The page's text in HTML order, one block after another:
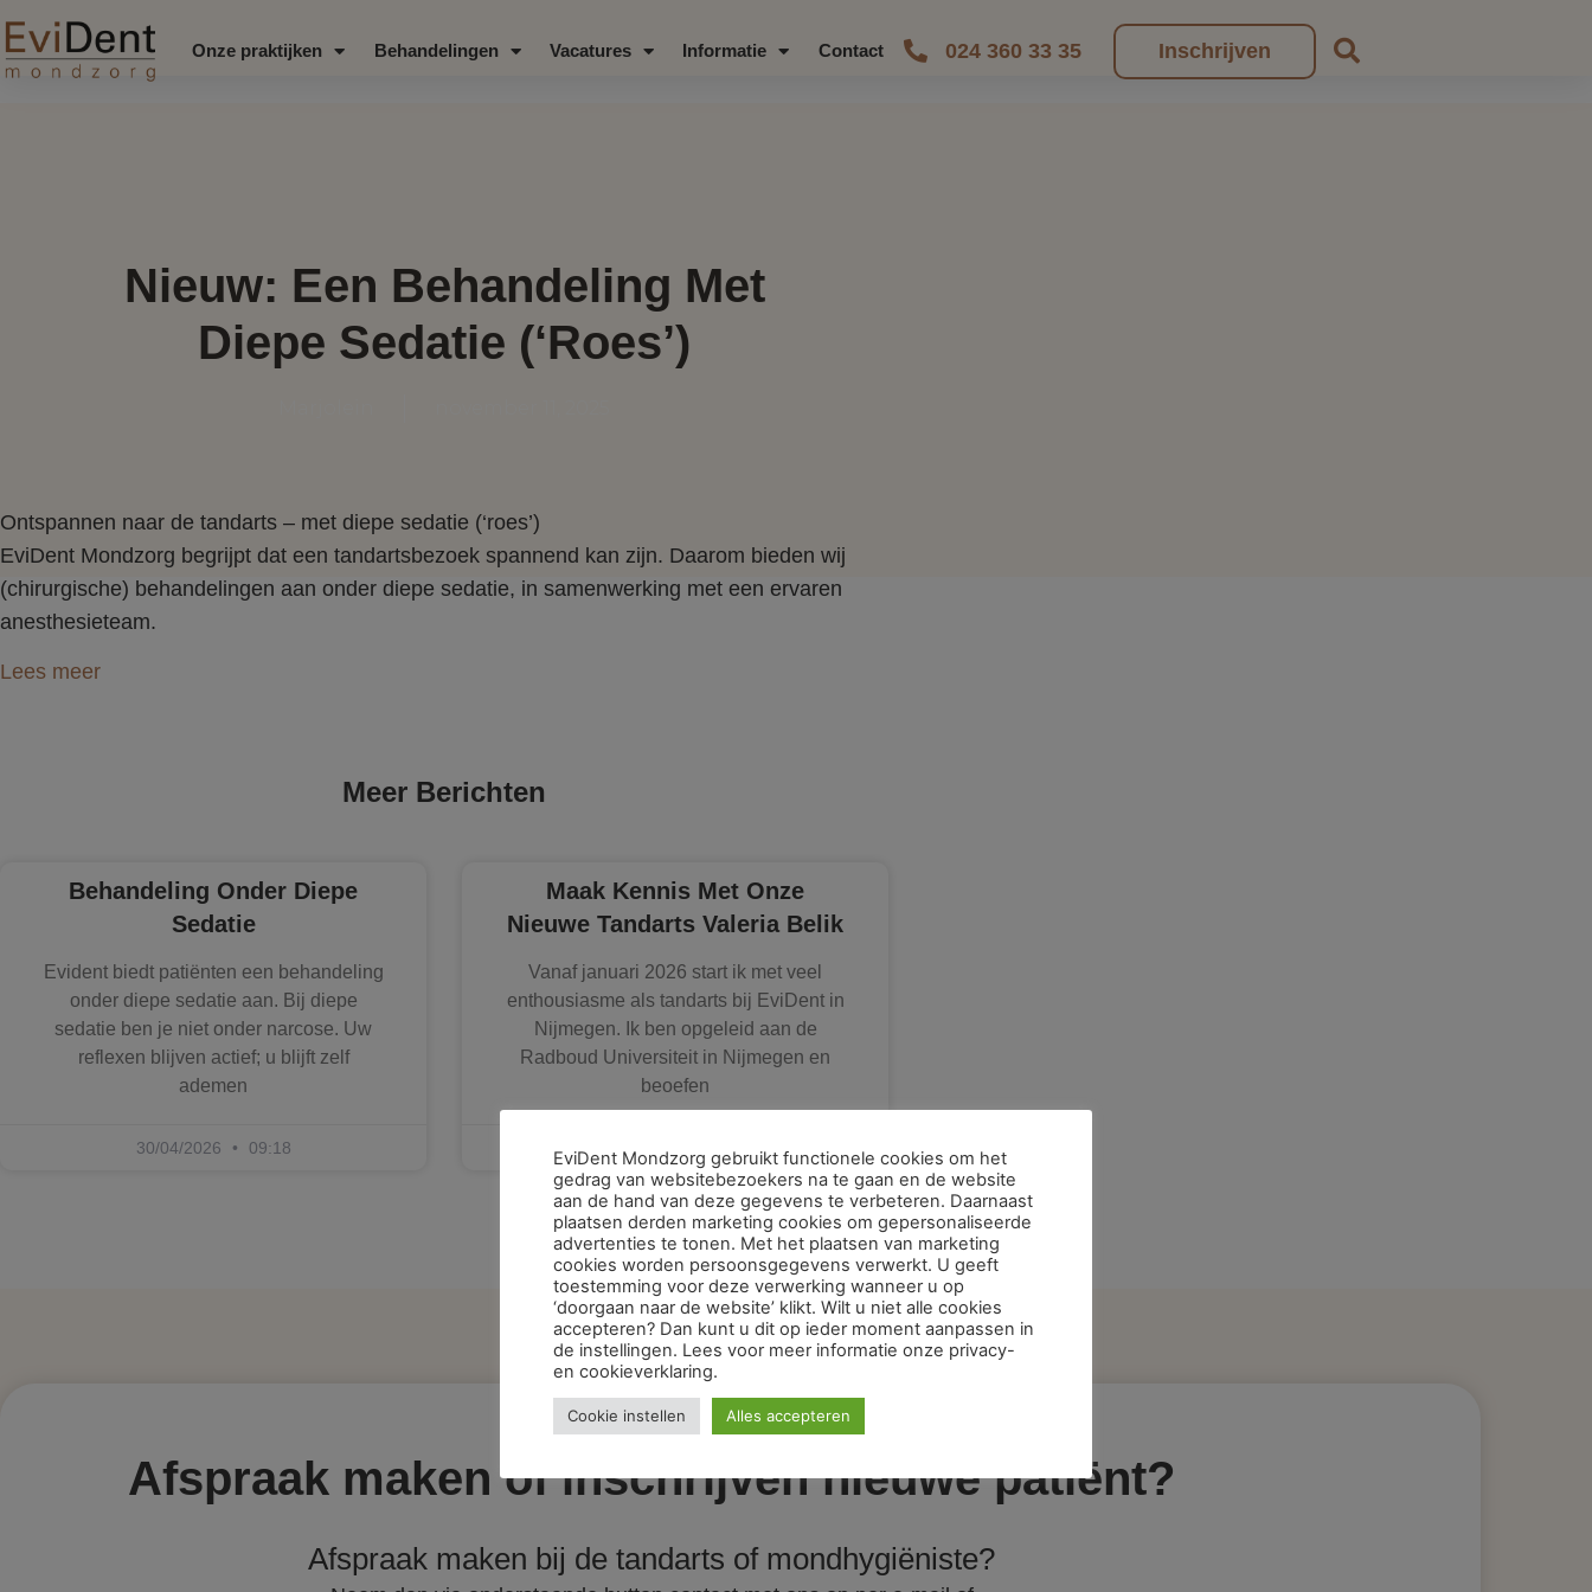
Onze praktijken Behandelingen Vacatures Informatie Contact 024 360 33 35 Inschrijven
Nieuw: Een Behandeling Met
Diepe Sedatie (‘roes’)
Ontspannen naar de tandarts – met diepe sedatie (‘roes’)
EviDent Mondzorg begrijpt dat een tandartsbezoek spannend kan zijn. Daarom bieden wij
(chirurgische) behandelingen aan onder diepe sedatie, in samenwerking met een ervaren
anesthesieteam.
Lees meer
Meer Berichten
Behandeling Onder Diepe
Sedatie
Evident biedt patiënten een behandeling
onder diepe sedatie aan. Bij diepe
sedatie ben je niet onder narcose. Uw
reflexen blijven actief; u blijft zelf
ademen
30/04/2026 09:18
Maak Kennis Met Onze
Nieuwe Tandarts Valeria Belik
Vanaf januari 2026 start ik met veel
enthousiasme als tandarts bij EviDent in
Nijmegen. Ik ben opgeleid aan de
Radboud Universiteit in Nijmegen en
beoefen
09/12/2025 08:11
Afspraak maken of inschrijven nieuwe patiënt?
Afspraak maken bij de tandarts of mondhygiëniste?
EviDent Mondzorg gebruikt functionele cookies om het
gedrag van websitebezoekers na te gaan en de website
aan de hand van deze gegevens te verbeteren. Daarnaast
plaatsen derden marketing cookies om gepersonaliseerde
advertenties te tonen. Met het plaatsen van marketing
cookies worden persoonsgegevens verwerkt. U geeft
toestemming voor deze verwerking wanneer u op
‘doorgaan naar de website’ klikt. Wilt u niet alle cookies
accepteren? Dan kunt u dit op ieder moment aanpassen in
de instellingen. Lees voor meer informatie onze privacy-
en cookieverklaring.
Cookie instellen Alles accepteren